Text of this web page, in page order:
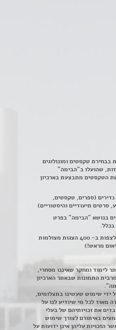
בבחירת טקסטים ומונולוגים
למעלה מ – 3500 מחזות, שהועלו ב"הבימה"
הטקסטים מתבצעת בארכיון
(ספרים, טקסטים,
תיעודיים והיסטוריים)
בנושא "הבימה" בפרט
בכלל.
חדר הצפייה מרווח ובו ניתן לצפות ב- 400 הצגות מצולמות
מראש!)
לימוד ומחקר שאיננו מסחרי,
התמונות שבאתר הארכיון
ידי שימוש שעשינו בתצלומים,
מאוד לכל מי שיודיע לנו על
את זכויותיהם של בעלי
באיתורם לצורך שימוש
הזכויות עליהן אינן ידועות על